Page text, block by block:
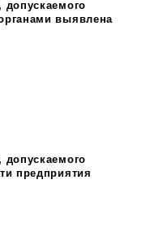
выявлена
предприятия